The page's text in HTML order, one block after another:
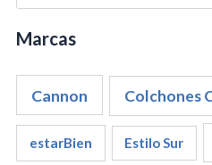
Marcas
Cannon Colchones
estarBien Estilo Sur